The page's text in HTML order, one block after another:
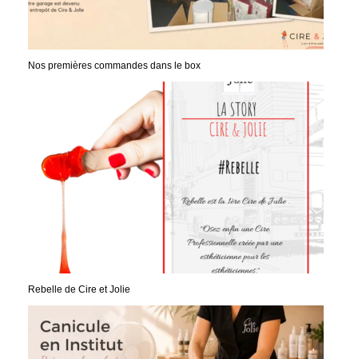
Nos premières commandes dans le box
Rebelle de Cire et Jolie